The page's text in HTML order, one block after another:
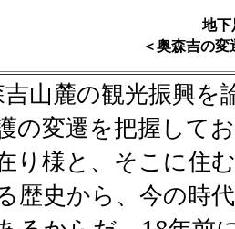
地
＜奥森吉の
山麓の観光振興を
の変遷を把握して
り様と、そこに住
歴史から、今の時